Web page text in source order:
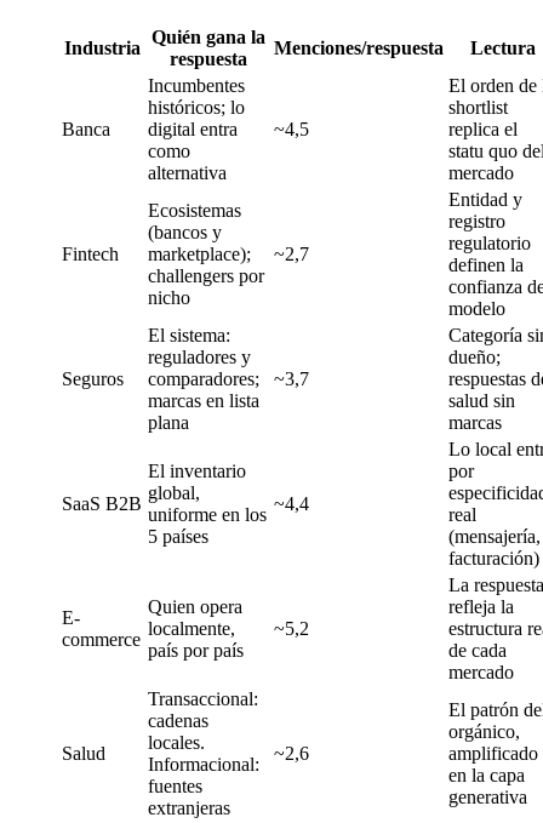
Industria
Quién gana la
respuesta
Menciones/respuesta Lectura
Banca
Incumbentes
históricos; lo
digital entra
como
alternativa
~4,5
El orden de
shortlist
replica el
statu quo
mercado
Fintech
Ecosistemas
(bancos y
marketplace);
challengers por
nicho
~2,7
Entidad y
registro
regulatorio
definen la
confianza
modelo
Seguros
El sistema:
reguladores y
comparadores;
marcas en lista
plana
~3,7
Categoría
dueño;
respuestas
salud sin
marcas
SaaS B2B
El inventario
global,
uniforme en los
5 países
~4,4
Lo local
por
real
(mensajería,
facturación)
E-
commerce
Quien opera
localmente,
país por país
~5,2
La respuesta
refleja la
estructura
de cada
mercado
Salud
Transaccional:
cadenas
locales.
Informacional:
fuentes
extranjeras
~2,6
El patrón
orgánico,
amplificado
en la capa
generativa